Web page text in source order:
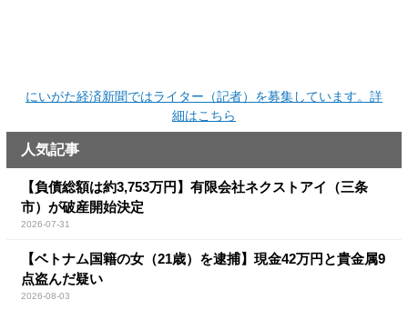
にいがた経済新聞ではライター（記者）を募集しています。詳
細はこちら
人気記事
【負債総額は約3,753万円】有限会社ネクストアイ（三条
市）が破産開始決定
2026-07-31
【ベトナム国籍の女（21歳）を逮捕】現金42万円と貴金属9
点盗んだ疑い
2026-08-03